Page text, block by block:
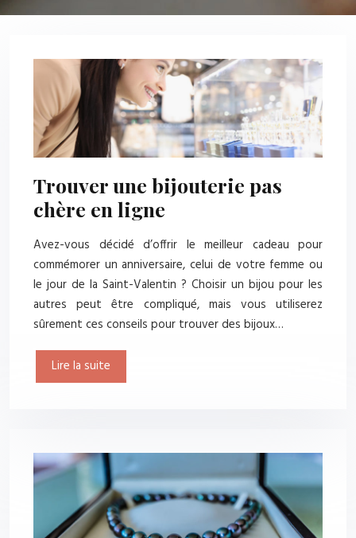
Trouver une bijouterie pas
chère en ligne
Avez-vous décidé d’offrir le meilleur cadeau pour
commémorer un anniversaire, celui de votre femme ou
le jour de la Saint-Valentin ? Choisir un bijou pour les
autres peut être compliqué, mais vous utiliserez
sûrement ces conseils pour trouver des bijoux…
Lire la suite